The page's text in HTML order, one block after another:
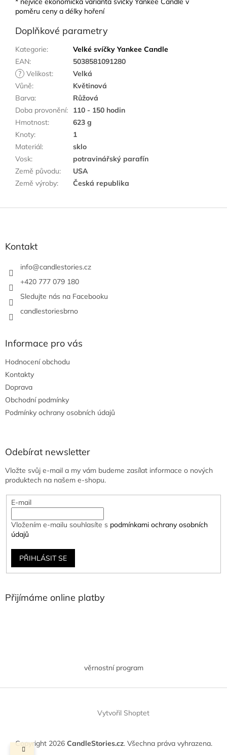
poměru ceny a délky hoření
Doplňkové parametry
Kategorie:
Velké svíčky Yankee Candle
EAN:
5038581091280
? Velikost:
Velká
Vůně:
Květinová
Barva:
Růžová
Doba provonění:
110 - 150 hodin
Hmotnost:
623 g
Knoty:
1
Materiál:
sklo
Vosk:
potravinářský parafín
Země původu:
USA
Země výroby: Česká republika
Kontakt
info@candlestories.cz
+420 777 079 180
Sledujte nás na Facebooku
candlestoriesbrno
Informace pro vás
Hodnocení obchodu
Kontakty
Doprava
Obchodní podmínky
Podmínky ochrany osobních údajů
Odebírat newsletter
Vložte svůj e-mail a my vám budeme zasílat informace o nových
produktech na našem e-shopu.
E-mail
Vložením e-mailu souhlasíte s podmínkami ochrany osobních
údajů
PŘIHLÁSIT SE
Přijímáme online platby
věrnostní program
Vytvořil Shoptet
Copyright 2026 CandleStories.cz. Všechna práva vyhrazena.